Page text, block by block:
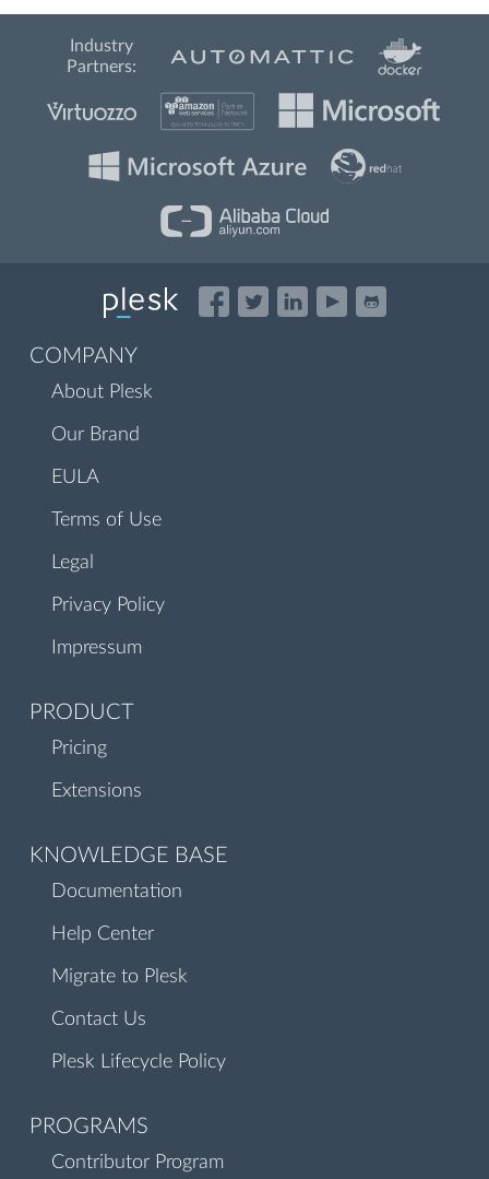
Industry
Partners:
COMPANY
About Plesk
Our Brand
EULA
Terms of Use
Legal
Privacy Policy
Impressum
PRODUCT
Pricing
Extensions
KNOWLEDGE BASE
Documentation
Help Center
Migrate to Plesk
Contact Us
Plesk Lifecycle Policy
PROGRAMS
Contributor Program